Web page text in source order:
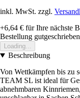
inkl. MwSt. zzgl.
+6,64 € für Ihre nächste
Bestellung gutgeschrieben
Loading...
Beschreibung
Von Wettkämpfen bis zu
TEAM SL ist ideal für
abnehmbaren